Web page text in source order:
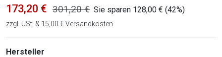
173,20 € 301,20 € Sie sparen 128,00 € (42%)
zzgl. USt. & 15,00 € Versandkosten
Hersteller